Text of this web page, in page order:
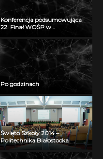
Konferencja podsumowująca
22. Finał WOŚP w
Po godzinach
Święto Szkoły 2014 –
Politechnika Białostocka